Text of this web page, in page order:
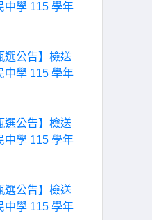
中學 115 學年
選公告】檢送
中學 115 學年
選公告】檢送
中學 115 學年
選公告】檢送
中學 115 學年